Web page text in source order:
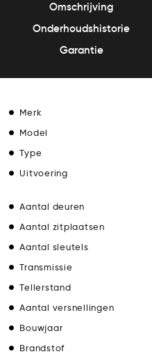
Omschrijving
Onderhoudshistorie
Garantie
Merk
Model
Type
Uitvoering
Aantal deuren
Aantal zitplaatsen
Aantal sleutels
Transmissie
Tellerstand
Aantal versnellingen
Bouwjaar
Brandstof